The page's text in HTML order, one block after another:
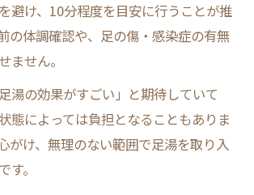
避け、10分程度を目安に行うことが推
の体調確認や、足の傷・感染症の有無
ません。
湯の効果がすごい」と期待していて
態によっては負担となることもありま
がけ、無理のない範囲で足湯を取り入
す。